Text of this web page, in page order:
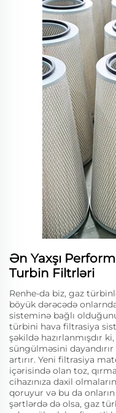
Ən Yaxşı
Turbin Filtrləri
Renhe-da biz, gaz
böyük dərəcədə
sisteminə bağlı
türbini hava filtrasiya
şəkildə hazırlanmışdır
süngülməsini
artırır. Yeni filtrasiya
içərisində olan toz,
cihazınıza daxil
qoruyur və bu da
şərtlərdə də olsa, gaz